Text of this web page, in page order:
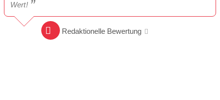
Wert!
Redaktionelle Bewertung